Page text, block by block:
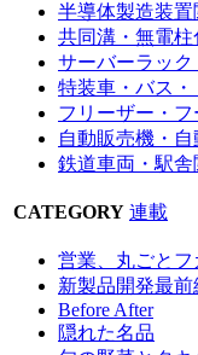
半導体製造装置
共同溝・無電柱
サーバーラッ
特装車・バス
フリーザー・
自動販売機・
鉄道車両・駅舎
CATEGORY 連載
営業、丸ごとフ
新製品開発最前
Before After
隠れた名品